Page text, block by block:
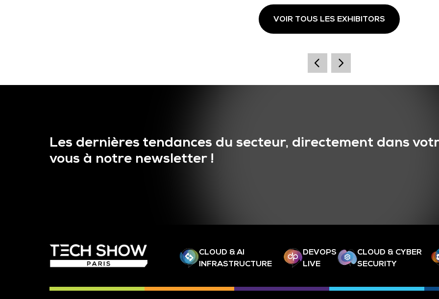
VOIR TOUS LES EXHIBITORS
Les dernières tendances du secteur, directement dans
vous à notre newsletter !
CLOUD & AI
INFRASTRUCTURE
DEVOPS
LIVE
CLOUD & CYBER
SECURITY